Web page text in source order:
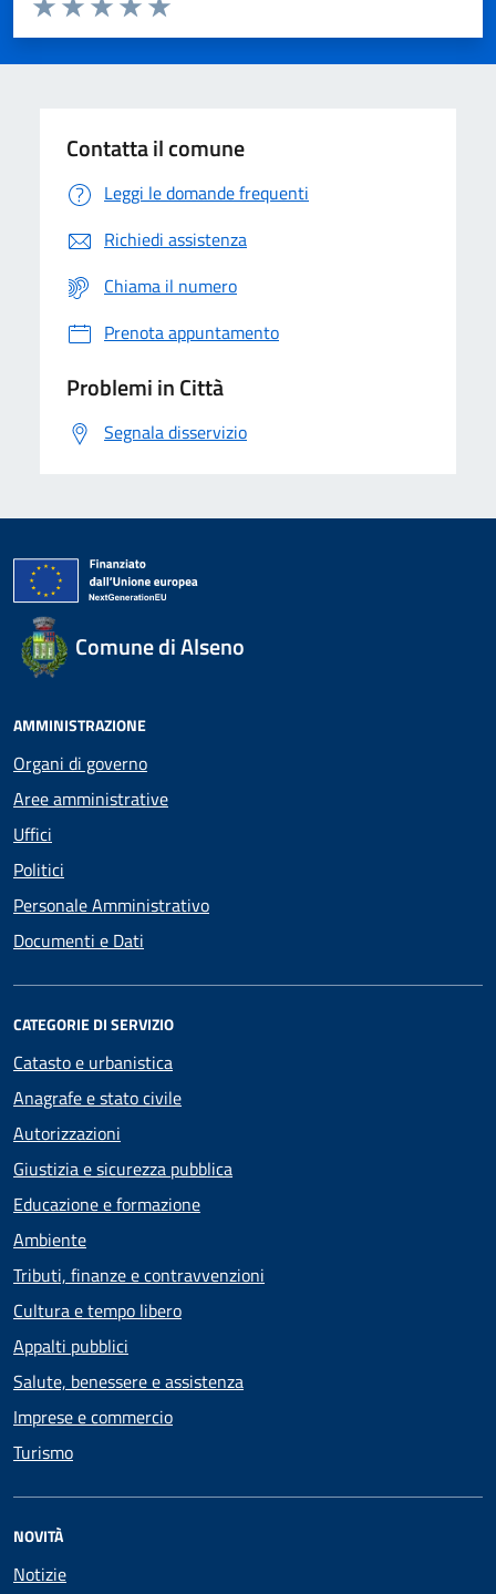
Valuta 5 stelle su 5
Valuta 4 stelle su 5
Valuta 3 stelle su 5
Valuta 2 stelle su 5
Valuta 1 stelle su 5
Contatta il comune
Leggi le domande frequenti
Richiedi assistenza
Chiama il numero
Prenota appuntamento
Problemi in Città
Segnala disservizio
Comune di Alseno
AMMINISTRAZIONE
Organi di governo
Aree amministrative
Uffici
Politici
Personale Amministrativo
Documenti e Dati
CATEGORIE DI SERVIZIO
Catasto e urbanistica
Anagrafe e stato civile
Autorizzazioni
Giustizia e sicurezza pubblica
Educazione e formazione
Ambiente
Tributi, finanze e contravvenzioni
Cultura e tempo libero
Appalti pubblici
Salute, benessere e assistenza
Imprese e commercio
Turismo
NOVITÀ
Notizie